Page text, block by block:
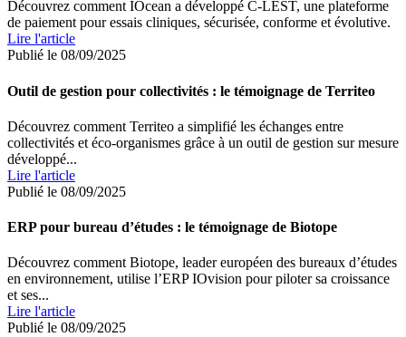
Découvrez comment IOcean a développé C-LEST, une plateforme
de paiement pour essais cliniques, sécurisée, conforme et évolutive.
Lire l'article
Publié le 08/09/2025
Outil de gestion pour collectivités : le témoignage de Territeo
Découvrez comment Territeo a simplifié les échanges entre
collectivités et éco-organismes grâce à un outil de gestion sur mesure
développé...
Lire l'article
Publié le 08/09/2025
ERP pour bureau d’études : le témoignage de Biotope
Découvrez comment Biotope, leader européen des bureaux d’études
en environnement, utilise l’ERP IOvision pour piloter sa croissance
et ses...
Lire l'article
Publié le 08/09/2025